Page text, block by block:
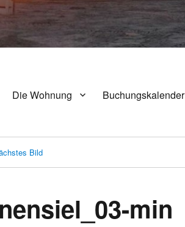
Die Wohnung Buchungskalender
Bild
min